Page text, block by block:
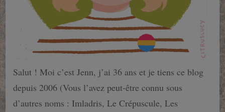
Salut ! Moi c’est Jenn, j’ai 36 ans et je tiens ce blog
depuis 2006 (Vous l’avez peut-être connu sous
d’autres noms : Imladris, Le Crépuscule, Les